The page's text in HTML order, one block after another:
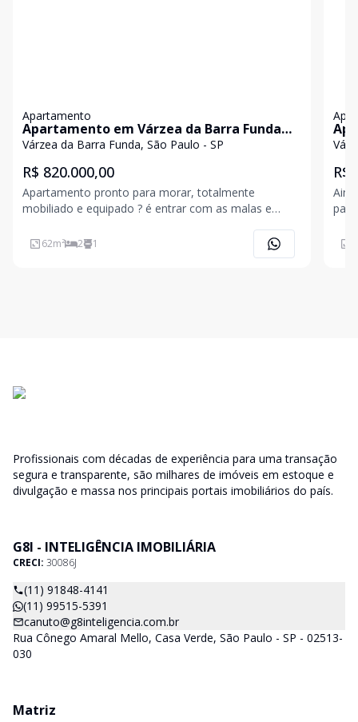
Apartamento
Apartamento em Várzea da Barra Funda
com 62m²
Várzea da Barra Funda, São Paulo - SP
R$ 820.000,00
Apartamento pronto para morar, totalmente
mobiliado e equipado ? é entrar com as malas e
62m² muito bem d
62m² 2 1
R$
para julho
Profissionais com décadas de experiência para uma transação
segura e transparente, são milhares de imóveis em estoque e
divulgação e massa nos principais portais imobiliários do país.
G8I - INTELIGÊNCIA IMOBILIÁRIA
CRECI: 30086J
(11) 91848-4141
(11) 99515-5391
canuto@g8inteligencia.com.br
Rua Cônego Amaral Mello, Casa Verde, São Paulo - SP - 02513-
030
Matriz